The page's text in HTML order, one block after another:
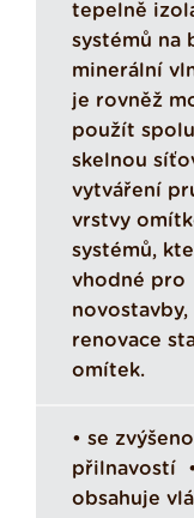
tepelně
systémů na
minerální
je rovněž
použít
skelnou
vytváření
vrstvy
systémů,
vhodné pro
novostavby,
renovace
omítek.
• se
přilnavostí
obsahuje